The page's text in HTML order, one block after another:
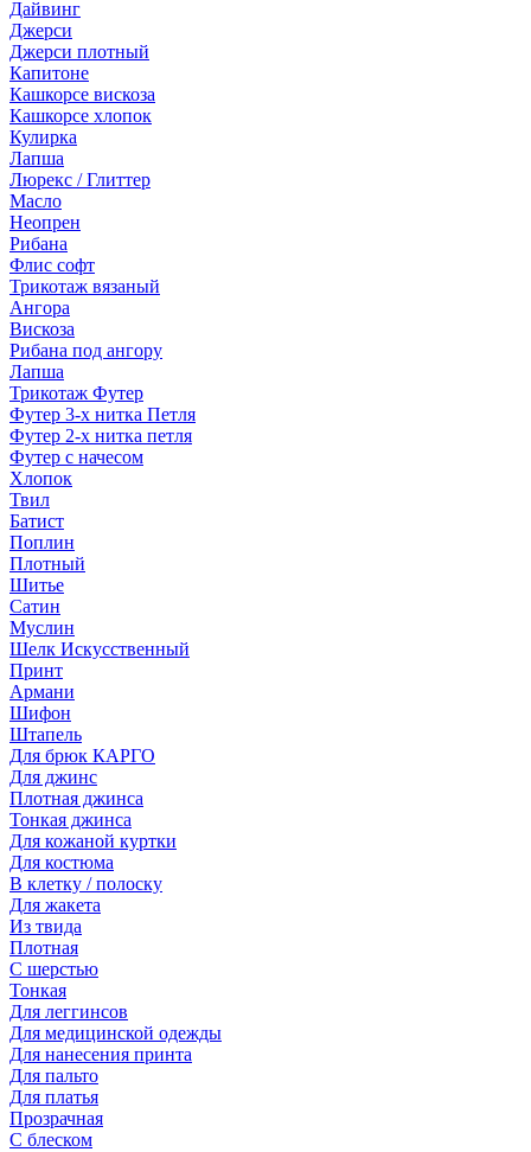
Дайвинг
Джерси
Джерси плотный
Капитоне
Кашкорсе вискоза
Кашкорсе хлопок
Кулирка
Лапша
Люрекс / Глиттер
Масло
Неопрен
Рибана
Флис софт
Трикотаж вязаный
Ангора
Вискоза
Рибана под ангору
Лапша
Трикотаж Футер
Футер 3-х нитка Петля
Футер 2-х нитка петля
Футер с начесом
Хлопок
Твил
Батист
Поплин
Плотный
Шитье
Сатин
Муслин
Шелк Искусственный
Принт
Армани
Шифон
Штапель
Для брюк КАРГО
Для джинс
Плотная джинса
Тонкая джинса
Для кожаной куртки
Для костюма
В клетку / полоску
Для жакета
Из твида
Плотная
С шерстью
Тонкая
Для леггинсов
Для медицинской одежды
Для нанесения принта
Для пальто
Для платья
Прозрачная
С блеском